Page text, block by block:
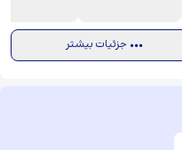
جزئیات بیشتر